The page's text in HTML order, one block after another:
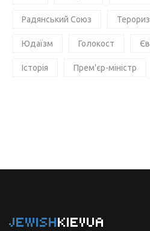
Радянський Союз
Юдаїзм Голокост
Історія Прем'єр-міністр
JEWISHKIEVUA